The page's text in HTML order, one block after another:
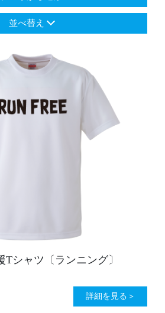
並べ替え
シャツ〔ランニング〕
詳細を見る＞